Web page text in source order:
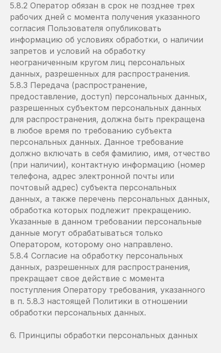
5.8.2 Оператор обязан в срок не позднее трех
рабочих дней с момента получения указанного
согласия Пользователя опубликовать
информацию об условиях обработки, о наличии
запретов и условий на обработку
неограниченным кругом лиц персональных
данных, разрешенных для распространения.
5.8.3 Передача (распространение,
предоставление, доступ) персональных данных,
разрешенных субъектом персональных данных
для распространения, должна быть прекращена
в любое время по требованию субъекта
персональных данных. Данное требование
должно включать в себя фамилию, имя, отчество
(при наличии), контактную информацию (номер
телефона, адрес электронной почты или
почтовый адрес) субъекта персональных
данных, а также перечень персональных данных,
обработка которых подлежит прекращению.
Указанные в данном требовании персональные
данные могут обрабатываться только
Оператором, которому оно направлено.
5.8.4 Согласие на обработку персональных
данных, разрешенных для распространения,
прекращает свое действие с момента
поступления Оператору требования, указанного
в п. 5.8.3 настоящей Политики в отношении
обработки персональных данных.
6. Принципы обработки персональных данных